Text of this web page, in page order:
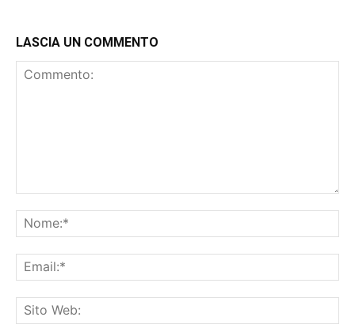
LASCIA UN COMMENTO